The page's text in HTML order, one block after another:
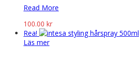
Read More
100.00 kr
Rea!
Läs mer